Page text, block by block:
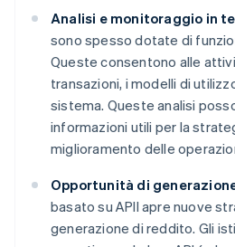
Analisi e monitoraggio in
sono spesso dotate di
Queste consentono alle
transazioni, i modelli di
sistema. Queste analisi
informazioni utili per la
miglioramento delle
Opportunità di
basato su APII apre nuove
generazione di reddito. Gli